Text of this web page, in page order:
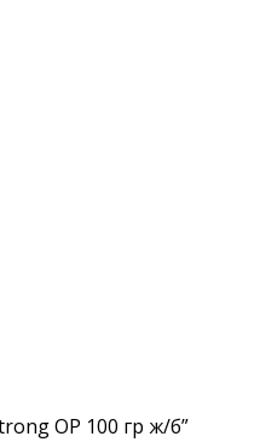
OP 100 гр ж/б”